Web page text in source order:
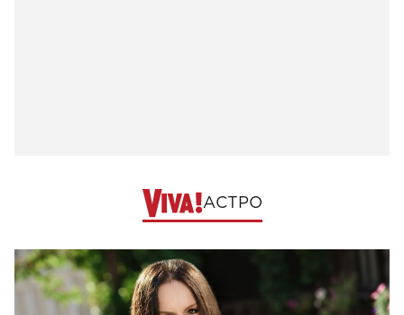
АСТРО